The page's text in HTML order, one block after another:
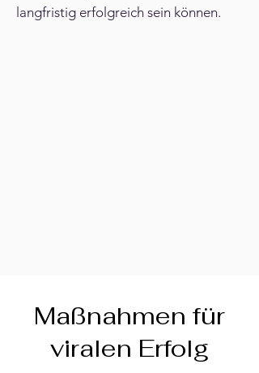
langfristig erfolgreich sein können.
Maßnahmen für
viralen Erfolg